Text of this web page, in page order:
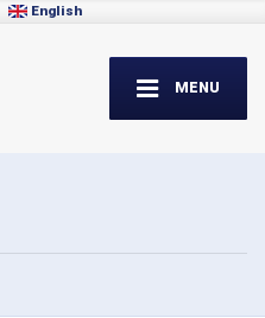
English
MENU